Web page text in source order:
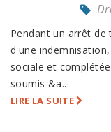
Pendant un arrêt de
d'une
sociale et
soumis &a...
LIRE LA SUITE